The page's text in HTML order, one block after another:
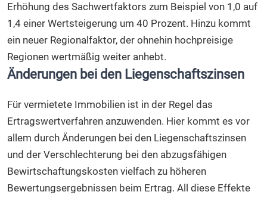
Erhöhung des Sachwertfaktors zum Beispiel von 1,0 auf
1,4 einer Wertsteigerung um 40 Prozent. Hinzu kommt
ein neuer Regionalfaktor, der ohnehin hochpreisige
Regionen wertmäßig weiter anhebt.
Änderungen bei den Liegenschaftszinsen
Für vermietete Immobilien ist in der Regel das
Ertragswertverfahren anzuwenden. Hier kommt es vor
allem durch Änderungen bei den Liegenschaftszinsen
und der Verschlechterung bei den abzugsfähigen
Bewirtschaftungskosten vielfach zu höheren
Bewertungsergebnissen beim Ertrag. All diese Effekte